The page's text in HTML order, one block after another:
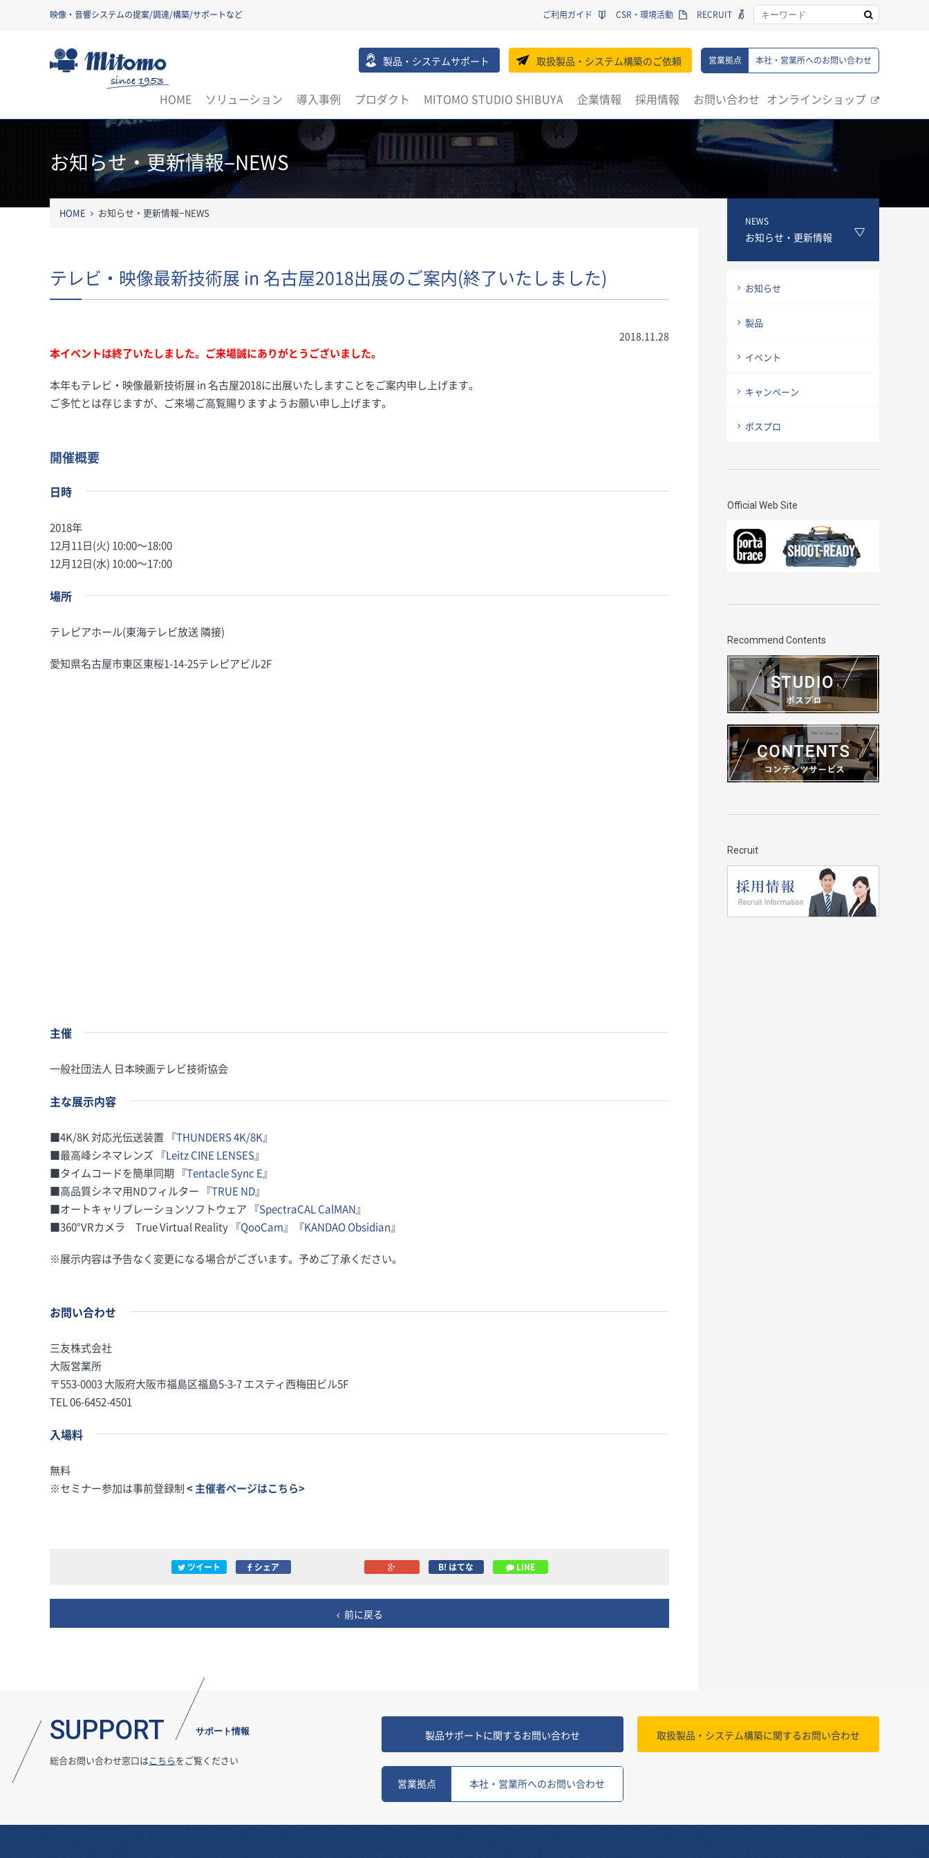
映像・音響システムの提案/調達/構築/サポートなど ご利用ガイド CSR・環境活動 RECRUIT
製品・システムサポート 取扱製品・システム構築のご依頼 営業拠点 本社・営業所へのお問い合わせ
HOME ソリューション 導入事例 プロダクト MITOMO STUDIO SHIBUYA 企業情報 採用情報 お問い合わせ オンラインショップ
お知らせ・更新情報−NEWS
HOME お知らせ・更新情報−NEWS
テレビ・映像最新技術展 in 名古屋2018出展のご案内(終了いたしました)
2018.11.28
本イベントは終了いたしました。ご来場誠にありがとうございました。
本年もテレビ・映像最新技術展 in 名古屋2018に出展いたしますことをご案内申し上げます。
ご多忙とは存じますが、ご来場ご高覧賜りますようお願い申し上げます。
開催概要
日時
2018年
12月11日(火) 10:00〜18:00
12月12日(水) 10:00〜17:00
場所
テレピアホール(東海テレビ放送 隣接)
愛知県名古屋市東区東桜1-14-25テレピアビル2F
主催
一般社団法人 日本映画テレビ技術協会
主な展示内容
■4K/8K 対応光伝送装置 『THUNDERS 4K/8K』
■最高峰シネマレンズ 『Leitz CINE LENSES』
■タイムコードを簡単同期 『Tentacle Sync E』
■高品質シネマ用NDフィルター 『TRUE ND』
■オートキャリブレーションソフトウェア 『SpectraCAL CalMAN』
■360°VRカメラ True Virtual Reality 『QooCam』『KANDAO Obsidian』
※展示内容は予告なく変更になる場合がございます。予めご了承ください。
お問い合わせ
三友株式会社
大阪営業所
〒553-0003 大阪府大阪市福島区福島5-3-7 エスティ西梅田ビル5F
TEL 06-6452-4501
入場料
無料
※セミナー参加は事前登録制<主催者ページはこちら>
ツイート シェア B! はてな LINE
前に戻る
NEWS
お知らせ・更新情報
お知らせ
製品
イベント
キャンペーン
ポスプロ
Official Web Site
Recommend Contents
Recruit
SUPPORT サポート情報
総合お問い合わせ窓口はこちらをご覧ください
製品サポートに関するお問い合わせ 取扱製品・システム構築に関するお問い合わせ
営業拠点 本社・営業所へのお問い合わせ